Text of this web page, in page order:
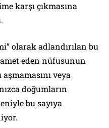
karşı çıkmasına
olarak adlandırılan bu
eden nüfusunun
veya
doğumların
bu sayıya